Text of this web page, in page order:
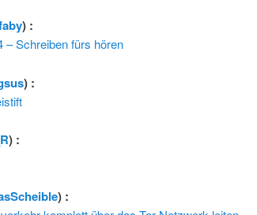
) :
– Schreiben fürs hören
) :
) :
) :